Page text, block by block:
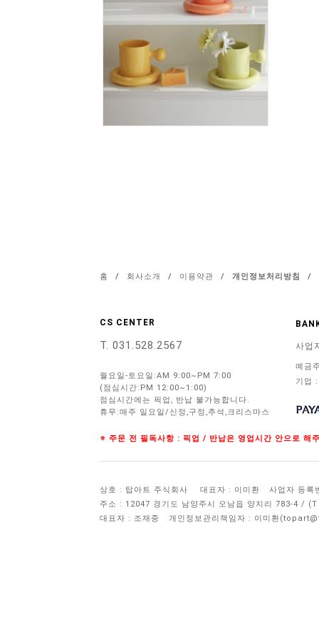
홈 / 회사소개 / 이용약관 / 개인정보처리방침 /
CS CENTER
T. 031.528.2567
월요일-토요일:AM 9:00~PM 7:00
(점심시간:PM 12:00~1:00)
점심시간에는 픽업, 반납 불가능합니다.
휴무:매주 일요일/신정,구정,추석,크리스마스
사업
예금
기업
※ 주문 전 필독사항 : 픽업 / 반납은 영업시간 안으로 해
상호 : 탑아트 주식회사 대표자 : 이미환
사업자 등록
주소 : 12047 경기도 남양주시 오남읍 양지리 783-4 /
대표자 : 조재중
개인정보관리책임자 : 이미환